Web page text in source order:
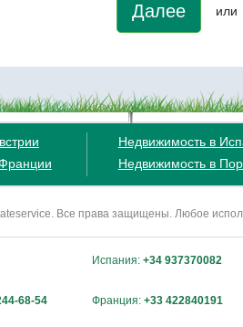
Далее или
Недвижимость в
Недвижимость в
Все права защищены. Любое
Испания: +34 937370082
68-54 Франция: +33 422840191